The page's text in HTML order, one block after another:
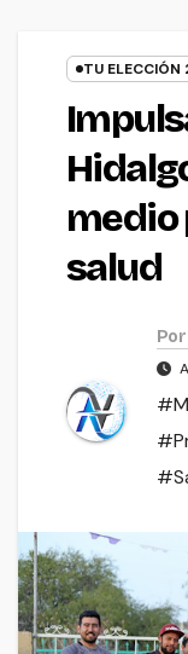
TU
medio
salud
Por